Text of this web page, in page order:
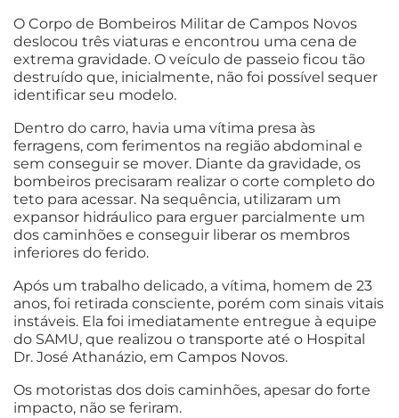
O Corpo de Bombeiros Militar de Campos Novos
deslocou três viaturas e encontrou uma cena de
extrema gravidade. O veículo de passeio ficou tão
destruído que, inicialmente, não foi possível sequer
identificar seu modelo.
Dentro do carro, havia uma vítima presa às
ferragens, com ferimentos na região abdominal e
sem conseguir se mover. Diante da gravidade, os
bombeiros precisaram realizar o corte completo do
teto para acessar. Na sequência, utilizaram um
expansor hidráulico para erguer parcialmente um
dos caminhões e conseguir liberar os membros
inferiores do ferido.
Após um trabalho delicado, a vítima, homem de 23
anos, foi retirada consciente, porém com sinais vitais
instáveis. Ela foi imediatamente entregue à equipe
do SAMU, que realizou o transporte até o Hospital
Dr. José Athanázio, em Campos Novos.
Os motoristas dos dois caminhões, apesar do forte
impacto, não se feriram.